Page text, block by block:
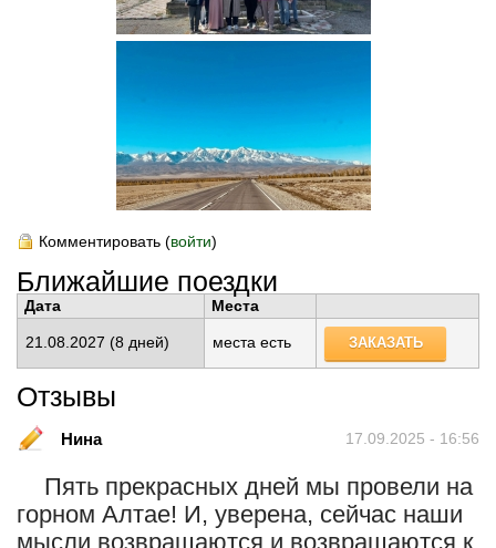
Комментировать (войти)
Ближайшие поездки
Дата Места
21.08.2027 (8 дней) места есть ЗАКАЗАТЬ
Отзывы
17.09.2025 - 16:56
Нина
Пять прекрасных дней мы провели на
горном Алтае! И, уверена, сейчас наши
мысли возвращаются и возвращаются к